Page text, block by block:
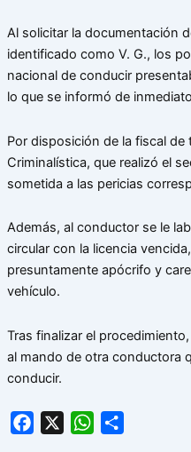
Al solicitar la documentación
identificado como V. G., los
nacional de conducir
lo que se informó de
Por disposición de la fiscal
Criminalística, que realizó el
sometida a las pericias
Además, al conductor se le
circular con la licencia
presuntamente apócrifo y
vehículo.
Tras finalizar el
al mando de otra conductora
conducir.
Facebook WhatsApp